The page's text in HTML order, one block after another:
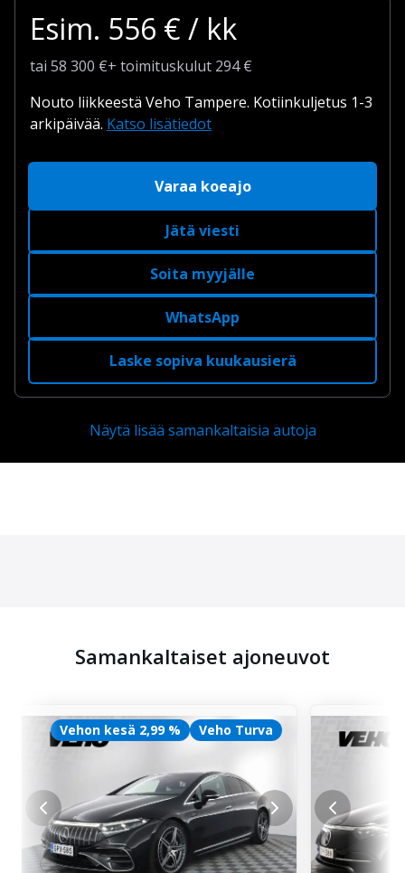
Esim. 556 € / kk
tai 58 300 €+ toimituskulut 294 €
Nouto liikkeestä Veho Tampere. Kotiinkuljetus 1-3
arkipäivää. Katso lisätiedot
Varaa koeajo
Jätä viesti
Soita myyjälle
WhatsApp
Laske sopiva kuukausierä
Näytä lisää samankaltaisia autoja
Samankaltaiset ajoneuvot
Vehon kesä 2,99 % Veho Turva